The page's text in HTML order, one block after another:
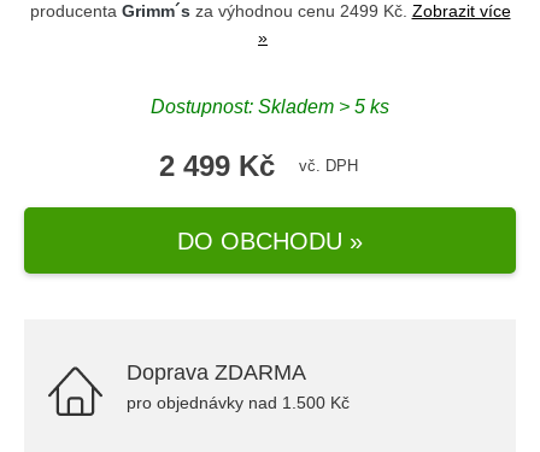
producenta Grimm´s za výhodnou cenu 2499 Kč. Zobrazit více
»
Dostupnost: Skladem > 5 ks
2 499 Kč vč. DPH
DO OBCHODU »
Doprava ZDARMA
pro objednávky nad 1.500 Kč